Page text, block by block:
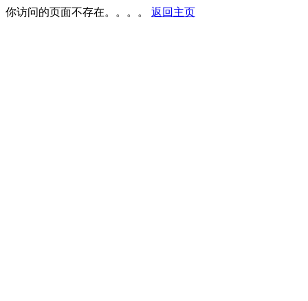
你访问的页面不存在。。。。 返回主页